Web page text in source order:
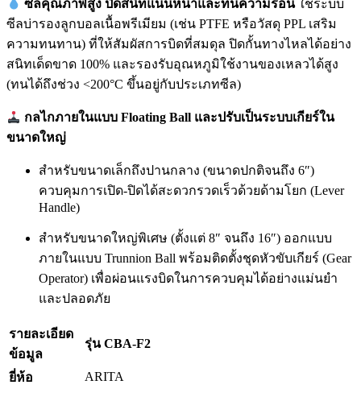
ซีลคุณภาพสูง ปิดสนิทแน่นหนาและทนความร้อนใช้ระบบ
ซีลบ่ารองลูกบอลเนื้อพรีเมียม (เช่น PTFE หรือวัสดุ PPL เสริม
ความทนทาน) ที่ให้สัมผัสการบิดที่สมดุล ปิดกั้นทางไหลได้อย่าง
สนิทเด็ดขาด 100% และรองรับอุณหภูมิใช้งานของเหลวได้สูง
(ทนได้ถึงช่วง <200°C ขึ้นอยู่กับประเภทซีล)
กลไกภายในแบบ Floating Ball และปรับเป็นระบบเกียร์ใน
ขนาดใหญ่
สำหรับขนาดเล็กถึงปานกลาง (ขนาดปกติจนถึง 6″)
ควบคุมการเปิด-ปิดได้สะดวกรวดเร็วด้วยด้ามโยก (Lever
Handle)
สำหรับขนาดใหญ่พิเศษ (ตั้งแต่ 8″ จนถึง 16″) ออกแบบ
ภายในแบบ Trunnion Ball พร้อมติดตั้งชุดหัวขับเกียร์ (Gear
Operator) เพื่อผ่อนแรงบิดในการควบคุมได้อย่างแม่นยำ
และปลอดภัย
รายละเอียด
ข้อมูล
รุ่น CBA-F2
ยี่ห้อ
ARITA